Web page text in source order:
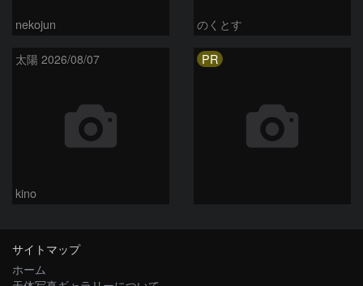
nekojun のくとす
太陽 2026/08/07
kino
PR
サイトマップ
ホーム